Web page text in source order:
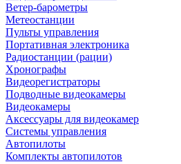
Ветер-барометры
Метеостанции
Пульты управления
Портативная электроника
Радиостанции (рации)
Хронографы
Видеорегистраторы
Подводные видеокамеры
Видеокамеры
Аксессуары для видеокамер
Системы управления
Автопилоты
Комплекты автопилотов